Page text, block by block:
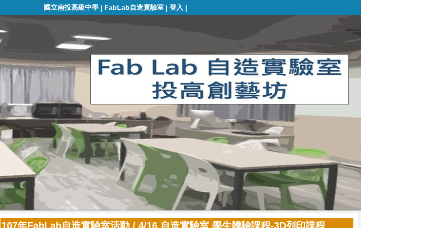
國立南投高級中學 | FabLab自造實驗室 | 登入 |
107年FabLab自造實驗室活動/ 4/16 自造實驗室 學生體驗課程-3D列印課程